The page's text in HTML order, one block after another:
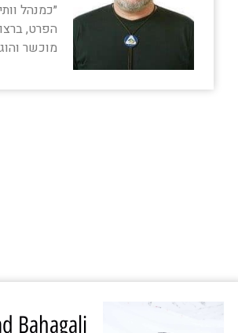
״כמנהל
הפרט,
מוכשר
Bahagali